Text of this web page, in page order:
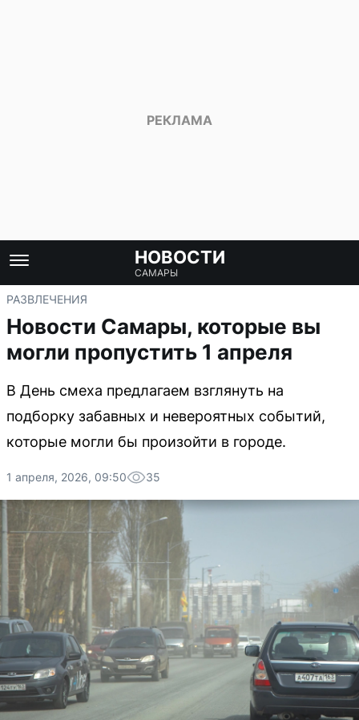
НОВОСТИ
САМАРЫ
РАЗВЛЕЧЕНИЯ
Новости Самары, которые вы
могли пропустить 1 апреля
В День смеха предлагаем взглянуть на
подборку забавных и невероятных событий,
которые могли бы произойти в городе.
1 апреля, 2026, 09:50 35